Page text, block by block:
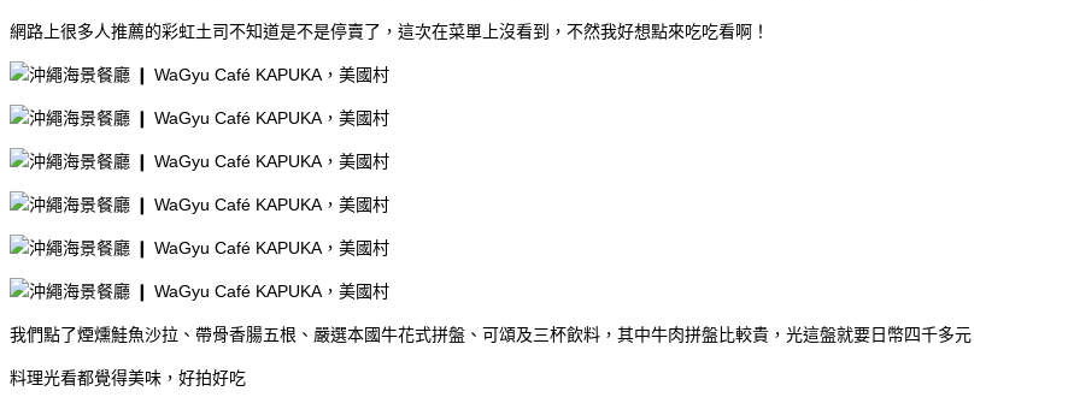
網路上很多人推薦的彩虹土司不知道是不是停賣了，這次在菜單上沒看到，不然我好想點來吃吃看啊！
我們點了煙燻鮭魚沙拉、帶骨香腸五根、嚴選本國牛花式拼盤、可頌及三杯飲料，其中牛肉拼盤比較貴，光這盤就要日幣四千多元
料理光看都覺得美味，好拍好吃